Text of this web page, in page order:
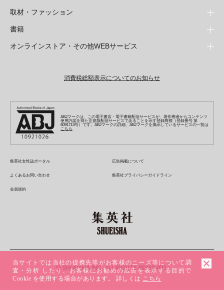
少年マンガ
週刊少年ジャンプ
少年ジャンプ+
ZEBRACK
ジャンプルーキー！
S-MANGA
集英社コミック文庫
青年マンガ
少年ジャンプ+
集英社コミック文庫
週刊ヤングジャンプ
ヤングジャンプ定期購読デジタル
となりのヤングジャンプ
グランドジャンプ
ウルトラジャンプ
少女マンガ
集英社コミック文庫
りぼん
マーガレット
別冊マーガレット
ジャンプTOON
S-MANGA
集英社コミック文庫
マンガMee公式サイト
リマコミ
マンガMeets
Cookie
取材・ファッション
ファッション・美容
Seventeen
LEE
eclat
T JAPAN
MEN'S NON-NO
UOMO
集英社オンライン
芸能・情報・スポーツ
Sportiva
パラスポ
書籍
文芸・文庫・総合
web 集英社文庫
青春と読書
アジア人物史
1日5分で、明日は変わる よみタイ yomitai
集英社ビジネス書
集英社新書
集英社新書プラス - 知の水先案内人
kotoba
e!集英社
情報・知識＆オピニオン imidas
ライトノベル・ノベライズ
JUMP j-BOOKS
ダッシュエックス文庫公式サイト
集英社Webマガジン コバルト
集英社みらい文庫
集英社の児童図書 S-KIDS.LAND
オンラインストア・その他WEBサービス
ジャンプキャラクターズストア
HAPPY PLUS STORE
SHUEISHA VOX
LEEマルシェ
SHOP Marisol
eclat premium
その他WEBサービス
集英社エディターズ・ラボ
消費税総額表示についてのお知らせ
ABJマークは、この電子書店・電子書籍配信サービスが、著作権者からコンテンツ
使用許諾を得た正規版配信サービスであることを示す登録商標（登録番号 第
6091713号）です。ABJマークの詳細、ABJマークを掲示しているサービスの一覧は
こちら
集英社女性誌ポータル 広告掲載について
よくあるお問い合わせ 集英社プライバシーガイドライン
会員規約
© SHUEISHA INC. ALL RIGHTS RESERVED.
当サイトでは当社の提携先等がお客様のニーズ等について調
査・分析 したり、お客様にお勧めの広告を表示する目的で
Cookie を使用する場合があります。 詳しくは こちら